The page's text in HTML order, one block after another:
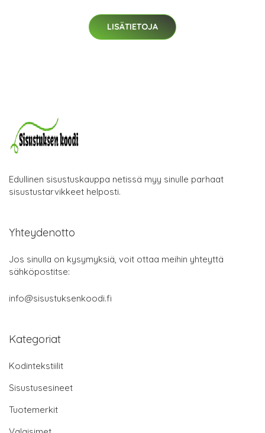
LISÄTIETOJA
Edullinen sisustuskauppa netissä myy sinulle parhaat
sisustustarvikkeet helposti.
Yhteydenotto
Jos sinulla on kysymyksiä, voit ottaa meihin yhteyttä
sähköpostitse:
info@sisustuksenkoodi.fi
Kategoriat
Kodintekstiilit
Sisustusesineet
Tuotemerkit